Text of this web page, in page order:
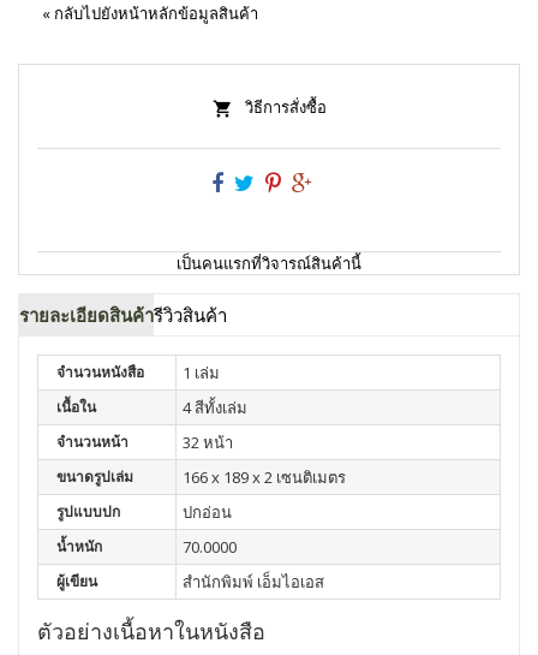
« กลับไปยังหน้าหลักข้อมูลสินค้า
วิธีการสั่งซื้อ
เป็นคนแรกที่วิจารณ์สินค้านี้
รายละเอียดสินค้ารีวิวสินค้า
จำนวนหนังสือ 1 เล่ม
เนื้อใน 4 สีทั้งเล่ม
จำนวนหน้า 32 หน้า
ขนาดรูปเล่ม 166 x 189 x 2 เซนติเมตร
รูปแบบปก ปกอ่อน
น้ำหนัก 70.0000
ผู้เขียน สำนักพิมพ์ เอ็มไอเอส
ตัวอย่างเนื้อหาในหนังสือ